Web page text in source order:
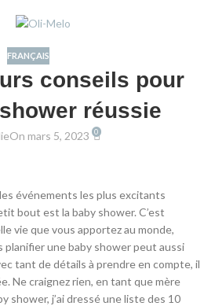
FRANÇAIS
conseils pour
réussie
On mars 5, 2023 0
événements les plus excitants
bout est la baby shower. C’est
vie que vous apportez au monde,
planifier une baby shower peut aussi
tant de détails à prendre en compte, il
Ne craignez rien, en tant que mère
shower, j’ai dressé une liste des 10